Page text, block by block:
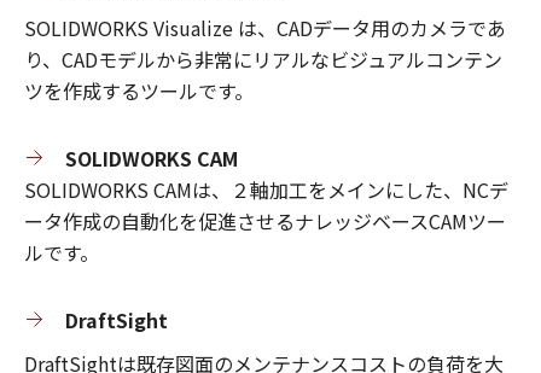
SOLIDWORKS Visualize は、CADデータ用のカメラであ
り、CADモデルから非常にリアルなビジュアルコンテン
ツを作成するツールです。
SOLIDWORKS CAM
SOLIDWORKS CAMは、２軸加工をメインにした、NCデ
ータ作成の自動化を促進させるナレッジベースCAMツー
ルです。
DraftSight
DraftSightは既存図面のメンテナンスコストの負荷を大